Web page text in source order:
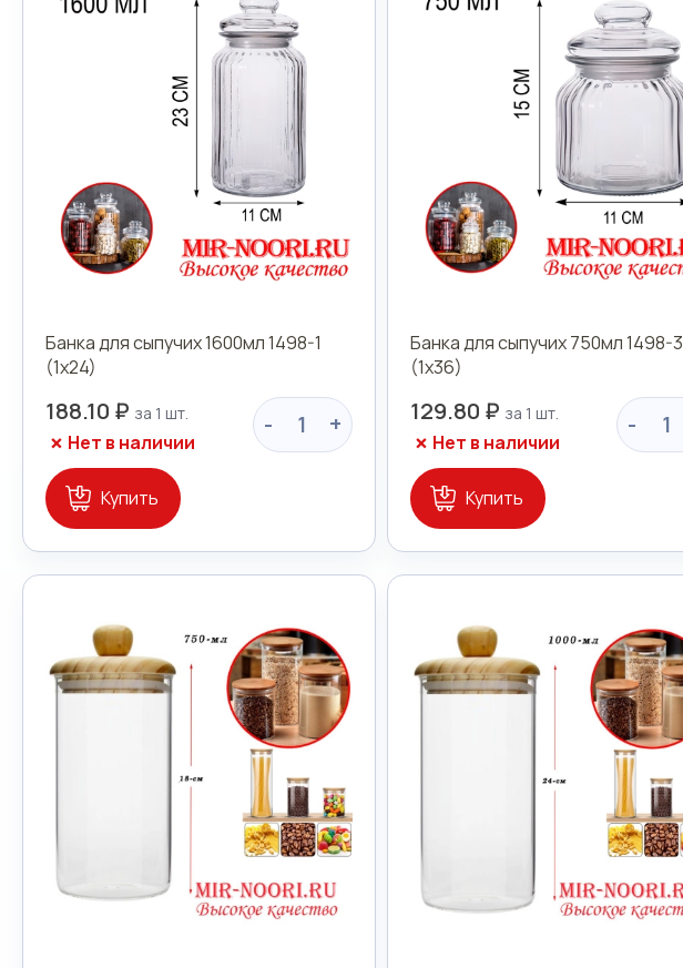
Банка для сыпучих 1600мл 1498-1
(1х24)
188.10 ₽ - +
Нет в наличии
Купить
Банка для сыпучих 750мл 1498-3
(1х36)
129.80 ₽ -
Нет в наличии
Купить